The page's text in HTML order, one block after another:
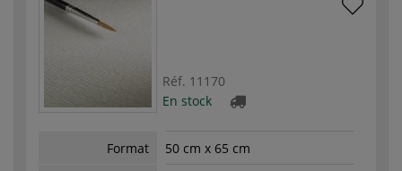
Réf. 11170
En stock
Format
50 cm x 65 cm